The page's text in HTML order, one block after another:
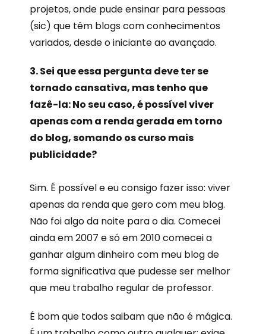
projetos, onde pude ensinar para pessoas
(sic) que têm blogs com conhecimentos
variados, desde o iniciante ao avançado.
3. Sei que essa pergunta deve ter se
tornado cansativa, mas tenho que
fazê-la: No seu caso, é possível viver
apenas com a renda gerada em torno
do blog, somando os curso mais
publicidade?
Sim. É possível e eu consigo fazer isso: viver
apenas da renda que gero com meu blog.
Não foi algo da noite para o dia. Comecei
ainda em 2007 e só em 2010 comecei a
ganhar algum dinheiro com meu blog de
forma significativa que pudesse ser melhor
que meu trabalho regular de professor.
É bom que todos saibam que não é mágica.